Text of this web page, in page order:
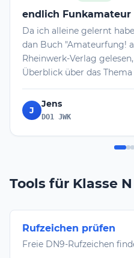
endlich Funkamateur
Da ich alleine gelernt
dan Buch "Amateurfung!
Rheinwerk-Verlag
Überblick über das
bekommen. Auf die
mit 12 db vorbereitet und
simuliert. Am
genannt und für hilfreich
Herbst / Winter noch mit
Prüfung zu beschäftigen.
DO1JWK
J
Jens
DO1 JWK
Tools für Klasse N
Rufzeichen prüfen
Freie DN9-Rufzeichen